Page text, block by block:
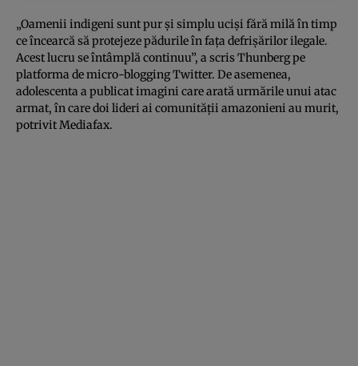
„Oamenii indigeni sunt pur şi simplu ucişi fără milă în timp
ce încearcă să protejeze pădurile în faţa defrişărilor ilegale.
Acest lucru se întâmplă continuu”, a scris Thunberg pe
platforma de micro-blogging Twitter. De asemenea,
adolescenta a publicat imagini care arată urmările unui atac
armat, în care doi lideri ai comunităţii amazonieni au murit,
potrivit Mediafax.